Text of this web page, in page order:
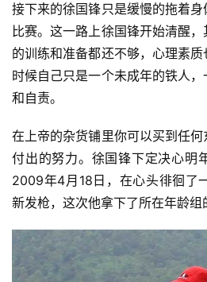
接下来的徐国锋只是缓慢的拖着
比赛。这一路上徐国锋开始清醒
的训练和准备都还不够，心理素
时候自己只是一个未成年的铁人
和自责。
在上帝的杂货铺里你可以买到任
付出的努力。徐国锋下定决心明
2009年4月18日，在心头徘徊了
新发枪，这次他拿下了所在年龄组